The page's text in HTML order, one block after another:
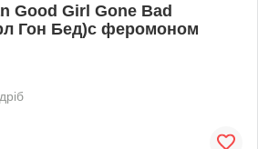
Good Girl Gone Bad
Гон Бед)с феромоном